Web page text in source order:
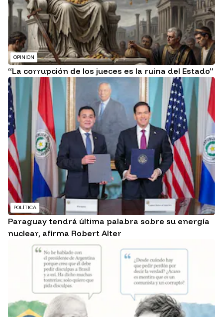
OPINION
“La corrupción de los jueces es la ruina del Estado”
POLÍTICA
Paraguay tendrá última palabra sobre su energía
nuclear, afirma Robert Alter